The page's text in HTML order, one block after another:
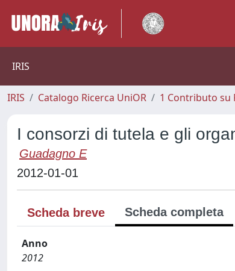
IRIS
IRIS Catalogo Ricerca UniOR 1 Contributo su
I consorzi di tutela e gli
Guadagno E
2012-01-01
Scheda breve Scheda completa
Anno
2012